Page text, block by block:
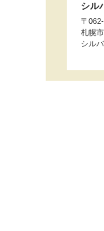
シル
〒
札幌
シル